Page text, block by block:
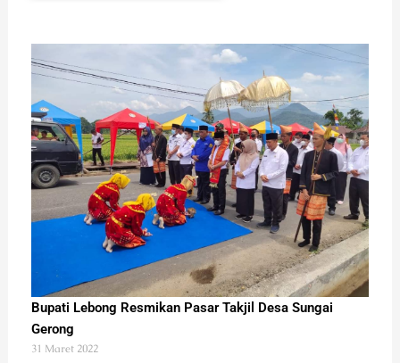
Bupati Lebong Resmikan Pasar Takjil Desa Sungai
Gerong
31 Maret 2022